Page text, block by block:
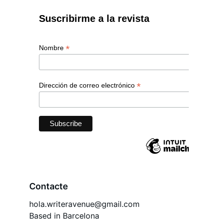
Contacte
hola.writeravenue@gmail.com
Based in Barcelona